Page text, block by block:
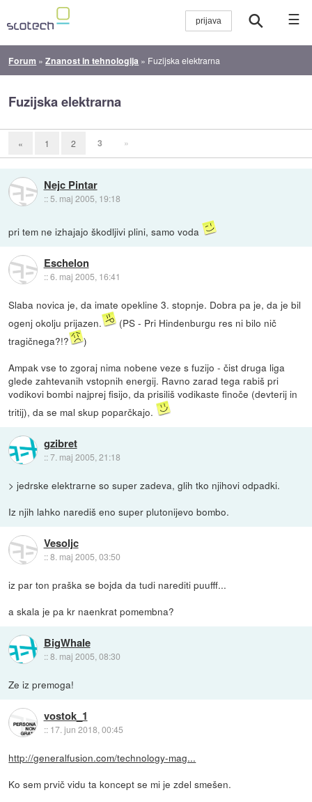
☰
Forum »Znanost in tehnologija » Fuzijska elektrarna
Fuzijska elektrarna
« 1 2 3 »
Nejc Pintar
:: 5. maj 2005, 19:18
pri tem ne izhajajo škodljivi plini, samo voda
Eschelon
::6. maj 2005, 16:41
Slaba novica je, da imate opekline 3. stopnje. Dobra pa je, da je bil
ogenj okolju prijazen.
(PS - Pri Hindenburgu res ni bilo nič
tragičnega?!?
)
Ampak vse to zgoraj nima nobene veze s fuzijo - čist druga liga
glede zahtevanih vstopnih energij. Ravno zarad tega rabiš pri
vodikovi bombi najprej fisijo, da prisiliš vodikaste finoče (devterij in
tritij), da se mal skup poparčkajo.
gzibret
::7. maj 2005, 21:18
> jedrske elektrarne so super zadeva, glih tko njihovi odpadki.
Iz njih lahko narediš eno super plutonijevo bombo.
Vesoljc
::8. maj 2005, 03:50
iz par ton praška se bojda da tudi narediti puufff...
a skala je pa kr naenkrat pomembna?
BigWhale
::8. maj 2005, 08:30
Ze iz premoga!
vostok_1
:: 17. jun 2018, 00:45
http://generalfusion.com/technology-mag...
Ko sem prvič vidu ta koncept se mi je zdel smešen.